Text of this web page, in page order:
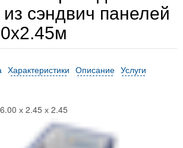
из сэндвич панелей
Характеристики Описание Услуги
6.00 х 2.45 х 2.45